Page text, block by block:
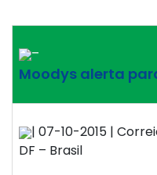
–
Moodys alerta
| 07-10-2015 |
DF – Brasil